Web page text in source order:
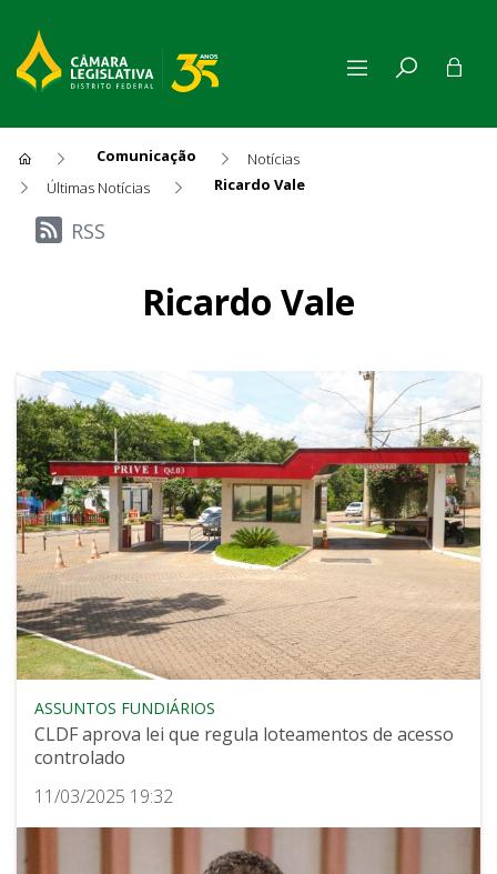
Comunicação
Notícias
Últimas Notícias
Ricardo Vale
Últimas Notícias
RSS
Ricardo Vale
ASSUNTOS FUNDIÁRIOS
CLDF aprova lei que regula loteamentos de acesso
controlado
11/03/2025 19:32